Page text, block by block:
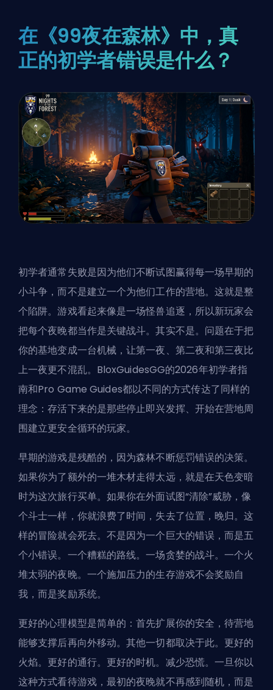
在《99夜在森林》中，真
正的初学者错误是什么？
初学者通常失败是因为他们不断试图赢得每一场早期的
小斗争，而不是建立一个为他们工作的营地。这就是整
个陷阱。游戏看起来像是一场怪兽追逐，所以新玩家会
把每个夜晚都当作是关键战斗。其实不是。问题在于把
你的基地变成一台机械，让第一夜、第二夜和第三夜比
上一夜更不混乱。BloxGuidesGG的2026年初学者指
南和Pro Game Guides都以不同的方式传达了同样的
理念：存活下来的是那些停止即兴发挥、开始在营地周
围建立更安全循环的玩家。
早期的游戏是残酷的 ，因为森林不断惩罚错误的决策。
如果你为了额外的一堆木材走得太远，就是在天色变暗
时为这次旅行买单。如果你在外面试图“清除”威胁，像
个斗士一样，你就浪费了时间，失去了位置，晚归。这
样的冒险就会死去。不是因为一个巨大的错误，而是五
个小错误。一个糟糕的路线。一场贪婪的战斗。一个火
堆太弱的夜晚。一个施加压力的生存游戏不会奖励自
我，而是奖励系统。
更好的心理模型是简单的：首先扩展你的安全，待营地
能够支撑后再向外移动。其他一切都取决于此。更好的
火焰。更好的通行。更好的时机。减少恐慌。一旦你以
这种方式看待游戏，最初的夜晚就不再感到随机，而是